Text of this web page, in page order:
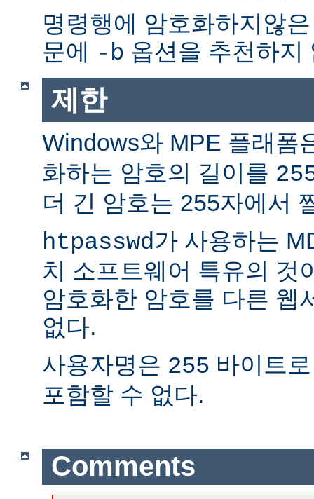
명령행에 암호화하지않
문에 -b 옵션을 추천하지
제한
Windows와 MPE 플래폼
화하는 암호의 길이를
더 긴 암호는 255자에서
htpasswd가 사용하는
치 소프트웨어 특유의 것
암호화한 암호를 다른 웹
없다.
사용자명은 255 바이트
포함할 수 없다.
Comments